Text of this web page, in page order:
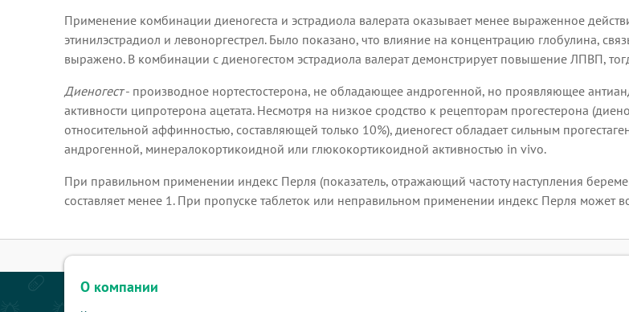
Применение комбинации диеногеста и эстрадиола валерата оказывает менее выраженное
этинилэстрадиол и левоноргестрел. Было показано, что влияние на концентрацию глобулина,
выражено. В комбинации с диеногестом эстрадиола валерат демонстрирует повышение ЛПВП,
Диеногест- производное нортестостерона, не обладающее андрогенной, но проявляющее
активности ципротерона ацетата. Несмотря на низкое сродство к рецепторам прогестерона
относительной аффинностью, составляющей только 10%), диеногест обладает сильным
андрогенной, минералокортикоидной или глюкокортикоидной активностью in vivo.
При правильном применении индекс Перля (показатель, отражающий частоту наступления
составляет менее 1. При пропуске таблеток или неправильном применении индекс Перля может
О компании